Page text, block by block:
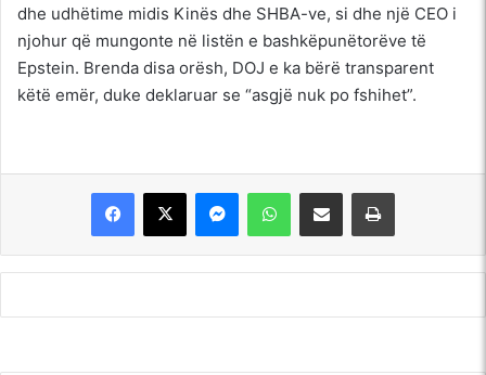
dhe udhëtime midis Kinës dhe SHBA-ve, si dhe një CEO i
njohur që mungonte në listën e bashkëpunëtorëve të
Epstein. Brenda disa orësh, DOJ e ka bërë transparent
këtë emër, duke deklaruar se “asgjë nuk po fshihet”.